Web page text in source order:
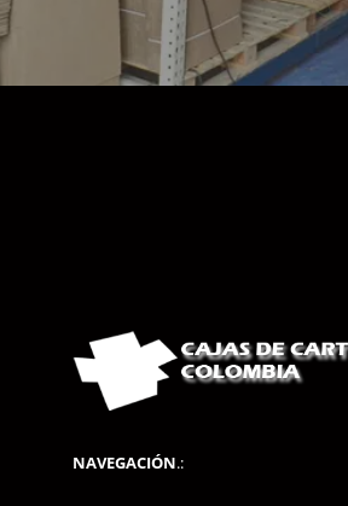
NAVEGACIÓN.: